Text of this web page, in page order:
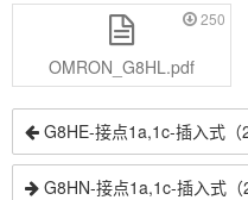
OMRON_G8HL.pdf
250
G8HE-接点1a,1c-插入式（
G8HN-接点1a,1c-插入式（